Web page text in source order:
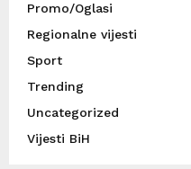
Promo/Oglasi
Regionalne vijesti
Sport
Trending
Uncategorized
Vijesti BiH